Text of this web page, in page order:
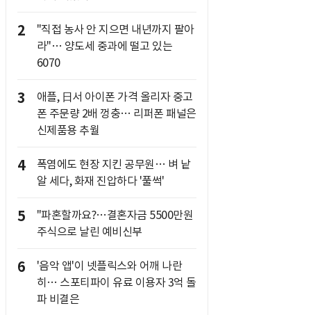
2
"직접 농사 안 지으면 내년까지 팔아
라"… 양도세 중과에 떨고 있는
6070
3
애플, 日서 아이폰 가격 올리자 중고
폰 주문량 2배 껑충… 리퍼폰 패널은
신제품용 추월
4
폭염에도 현장 지킨 공무원… 벼 낱
알 세다, 화재 진압하다 '풀썩'
5
"파혼할까요?…결혼자금 5500만원
주식으로 날린 예비신부
6
'음악 앱'이 넷플릭스와 어깨 나란
히… 스포티파이 유료 이용자 3억 돌
파 비결은